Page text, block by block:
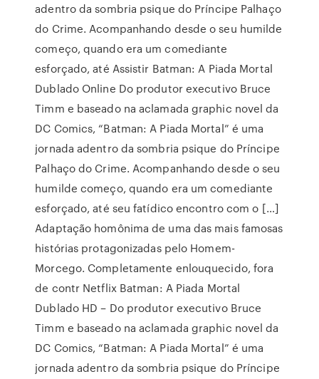
adentro da sombria psique do Príncipe Palhaço
do Crime. Acompanhando desde o seu humilde
começo, quando era um comediante
esforçado, até Assistir Batman: A Piada Mortal
Dublado Online Do produtor executivo Bruce
Timm e baseado na aclamada graphic novel da
DC Comics, “Batman: A Piada Mortal” é uma
jornada adentro da sombria psique do Príncipe
Palhaço do Crime. Acompanhando desde o seu
humilde começo, quando era um comediante
esforçado, até seu fatídico encontro com o […]
Adaptação homônima de uma das mais famosas
histórias protagonizadas pelo Homem-
Morcego. Completamente enlouquecido, fora
de contr Netflix Batman: A Piada Mortal
Dublado HD – Do produtor executivo Bruce
Timm e baseado na aclamada graphic novel da
DC Comics, “Batman: A Piada Mortal” é uma
jornada adentro da sombria psique do Príncipe